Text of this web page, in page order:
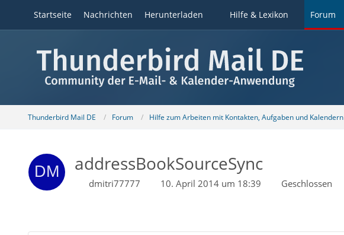
Startseite Nachrichten Herunterladen Hilfe & Lexikon Forum
Thunderbird Mail DE Forum Hilfe zum Arbeiten mit Kontakten, Aufgaben und Kalendern
addressBookSourceSync
dmitri77777 10. April 2014 um 18:39 Geschlossen